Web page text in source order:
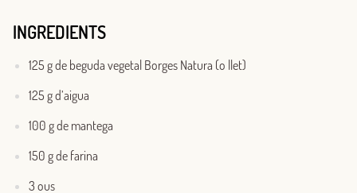
INGREDIENTS
125 g de beguda vegetal Borges Natura (o llet)
125 g d’aigua
100 g de mantega
150 g de farina
3 ous